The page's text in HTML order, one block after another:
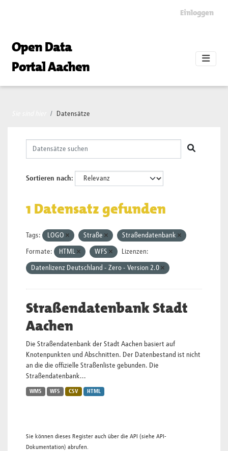
Einloggen
Open Data
Portal Aachen
Datensätze
Sortieren nach
1 Datensatz gefunden
Tags: LOGO Straße Straßendatenbank
Formate: HTML WFS Lizenzen:
Datenlizenz Deutschland - Zero - Version 2.0
Straßendatenbank Stadt
Aachen
Die Straßendatenbank der Stadt Aachen basiert auf
Knotenpunkten und Abschnitten. Der Datenbestand ist nicht
an die die offizielle Straßenliste gebunden. Die
Straßendatenbank...
WMS WFS CSV HTML
Sie können dieses Register auch über die API (siehe API-
Dokumentation) abrufen.